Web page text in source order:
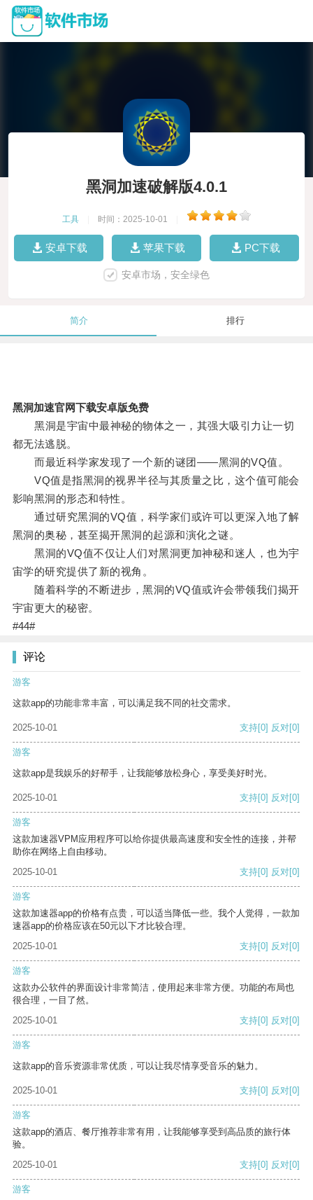
黑洞加速破解版4.0.1
工具 时间：2025-10-01
安卓下载 苹果下载 PC下载
安卓市场，安全绿色
简介 排行
黑洞加速官网下载安卓版免费
黑洞是宇宙中最神秘的物体之一，其强大吸引力让一切
都无法逃脱。
而最近科学家发现了一个新的谜团——黑洞的VQ值。
VQ值是指黑洞的视界半径与其质量之比，这个值可能会
影响黑洞的形态和特性。
通过研究黑洞的VQ值，科学家们或许可以更深入地了解
黑洞的奥秘，甚至揭开黑洞的起源和演化之谜。
黑洞的VQ值不仅让人们对黑洞更加神秘和迷人，也为宇
宙学的研究提供了新的视角。
随着科学的不断进步，黑洞的VQ值或许会带领我们揭开
宇宙更大的秘密。
#44#
评论
游客
这款app的功能非常丰富，可以满足我不同的社交需求。
2025-10-01 支持[0] 反对[0]
游客
这款app是我娱乐的好帮手，让我能够放松身心，享受美好时光。
2025-10-01 支持[0] 反对[0]
游客
这款加速器VPM应用程序可以给你提供最高速度和安全性的连接，并帮
助你在网络上自由移动。
2025-10-01
支持[0] 反对[0]
游客
这款加速器app的价格有点贵，可以适当降低一些。我个人觉得，一款加
速器app的价格应该在50元以下才比较合理。
2025-10-01
支持[0] 反对[0]
游客
这款办公软件的界面设计非常简洁，使用起来非常方便。功能的布局也
很合理，一目了然。
2025-10-01
支持[0] 反对[0]
游客
这款app的音乐资源非常优质，可以让我尽情享受音乐的魅力。
2025-10-01 支持[0] 反对[0]
游客
这款app的酒店、餐厅推荐非常有用，让我能够享受到高品质的旅行体
验。
2025-10-01
支持[0] 反对[0]
游客